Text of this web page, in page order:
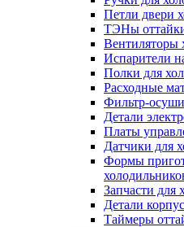
Петли двери
ТЭНы
Вентиляторы
Испарители
Полки для
Расходные
Фильтр-
Детали
Платы
Датчики для
Формы
Запчасти для
Детали
Таймеры